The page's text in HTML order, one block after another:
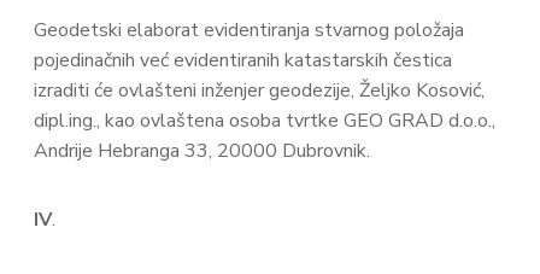
Geodetski elaborat evidentiranja stvarnog položaja
pojedinačnih već evidentiranih katastarskih čestica
izraditi će ovlašteni inženjer geodezije, Željko Kosović,
dipl.ing., kao ovlaštena osoba tvrtke GEO GRAD d.o.o.,
Andrije Hebranga 33, 20000 Dubrovnik.
IV.